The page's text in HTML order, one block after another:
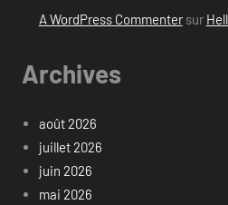
A WordPress Commentersur
Archives
août 2026
juillet 2026
juin 2026
mai 2026